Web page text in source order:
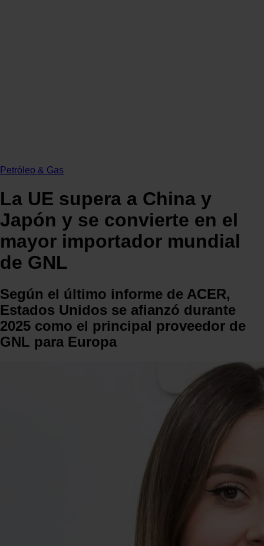
Petróleo & Gas
⁠La UE supera a China y
Japón y se convierte en el
mayor importador mundial
de GNL
Según el último informe de ACER,
Estados Unidos se afianzó durante
2025 como el principal proveedor de
GNL para Europa